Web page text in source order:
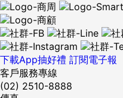
下載App抽好禮 訂閱電子報
客戶服務專線
(02) 2510-8888